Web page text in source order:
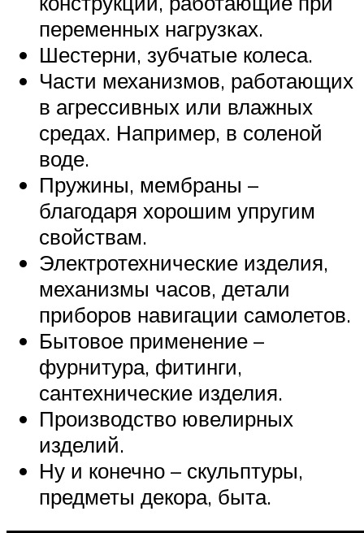
переменных нагрузках.
Шестерни, зубчатые колеса.
Части механизмов, работающих
в агрессивных или влажных
средах. Например, в соленой
воде.
Пружины, мембраны –
благодаря хорошим упругим
свойствам.
Электротехнические изделия,
механизмы часов, детали
приборов навигации самолетов.
Бытовое применение –
фурнитура, фитинги,
сантехнические изделия.
Производство ювелирных
изделий.
Ну и конечно – скульптуры,
предметы декора, быта.